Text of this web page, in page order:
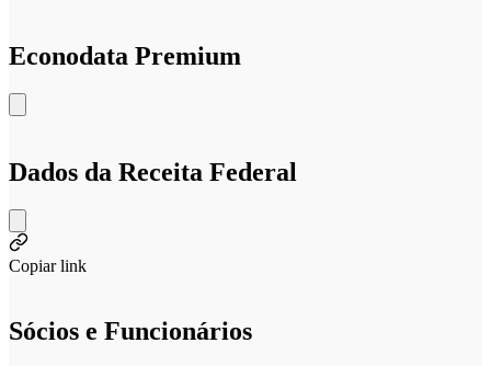
Econodata Premium
Dados da Receita Federal
Copiar link
Sócios e Funcionários